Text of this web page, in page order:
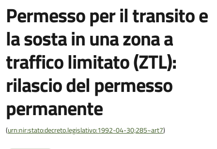
Permesso per il transito e
la sosta in una zona a
traffico limitato (ZTL):
rilascio del permesso
permanente
(urn:nir:stato:decreto.legislativo:1992-04-30;285~art7)